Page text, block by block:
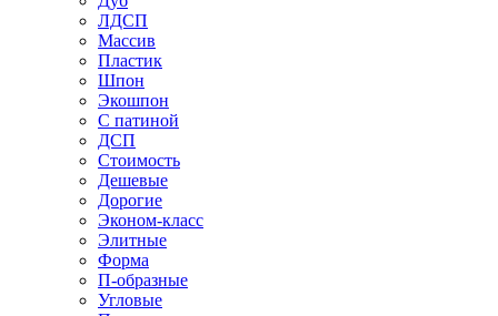
ЛДСП
Массив
Пластик
Шпон
Экошпон
С патиной
ДСП
Стоимость
Дешевые
Дорогие
Эконом-класс
Элитные
Форма
П-образные
Угловые